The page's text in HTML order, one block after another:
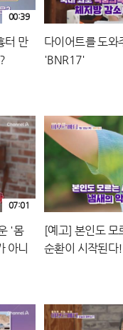
터 만
00:39
다이어트를 도와
'BNR17'
'몸
아니
07:01
[예고] 본인도 모
순환이 시작된다